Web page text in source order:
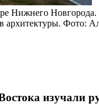
Новгорода.
архитектуры. Фото:
изучали